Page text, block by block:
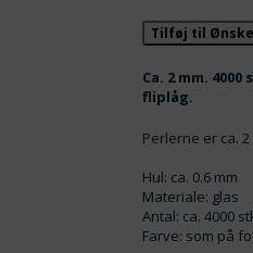
Tilføj til
Ca. 2 mm.
fliplåg.
Perlerne er ca.
Hul: ca. 0.6 mm
Materiale: glas
Antal: ca. 4000
Farve: som på